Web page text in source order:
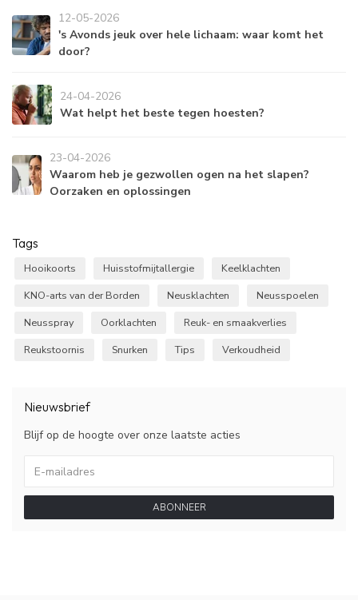
12-05-2026
's Avonds jeuk over hele lichaam: waar komt het
door?
24-04-2026
Wat helpt het beste tegen hoesten?
23-04-2026
Waarom heb je gezwollen ogen na het slapen?
Oorzaken en oplossingen
Tags
Hooikoorts Huisstofmijtallergie
Keelklachten
KNO-arts van der Borden
Neusklachten
Neusspoelen
Neusspray
Oorklachten
Reuk- en smaakverlies
Reukstoornis
Snurken Tips Verkoudheid
Nieuwsbrief
Blijf op de hoogte over onze laatste acties
ABONNEER